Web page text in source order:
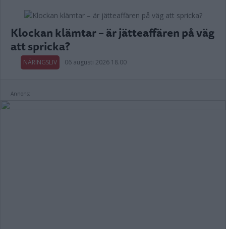
Klockan klämtar – är jätteaffären på väg
att spricka?
NÄRINGSLIV 06 augusti 2026 18.00
Annons: